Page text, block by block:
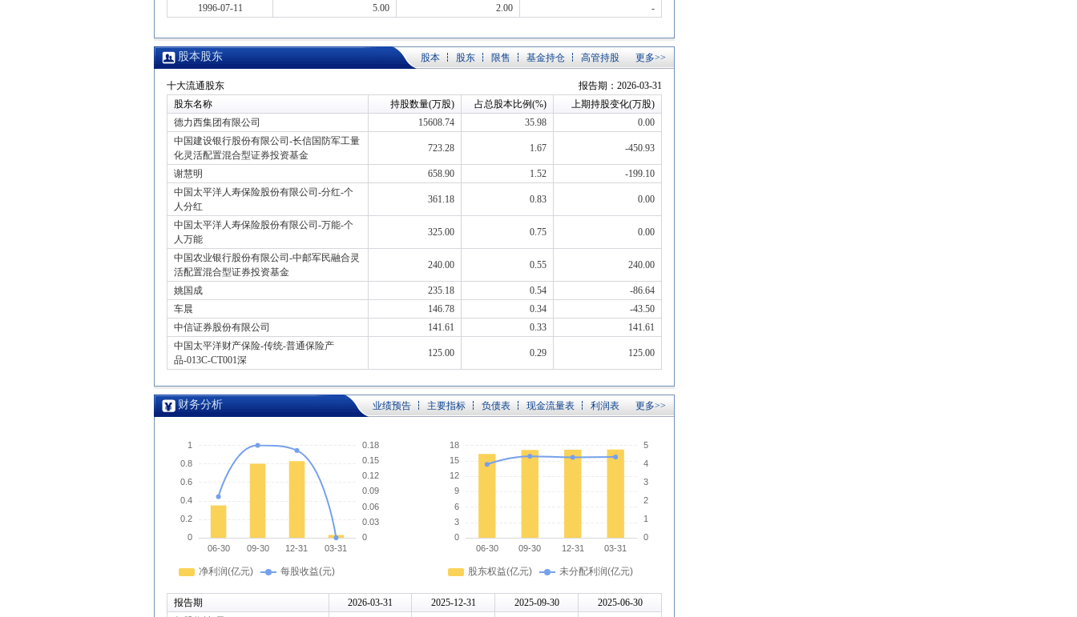
1996-07-11
5.00 2.00 -
股本股东 股本 股东 限售 基金持仓 高管持股 更多>>
十大流通股东
报告期：2026-03-31
股东名称
持股数量(万股) 占总股本比例(%)
上期持股变化(万股)
德力西集团有限公司
15608.74 35.98
0.00
中国建设银行股份有限公司-长信国防军工量
化灵活配置混合型证券投资基金
723.28 1.67 -450.93
谢慧明 658.90 1.52
-199.10
中国太平洋人寿保险股份有限公司-分红-个
人分红
361.18 0.83 0.00
中国太平洋人寿保险股份有限公司-万能-个
人万能
325.00 0.75 0.00
中国农业银行股份有限公司-中邮军民融合灵
活配置混合型证券投资基金
240.00 0.55 240.00
姚国成 235.18 0.54
-86.64
车晨
146.78 0.34
-43.50
中信证券股份有限公司
141.61 0.33
141.61
中国太平洋财产保险-传统-普通保险产
品-013C-CT001深
125.00 0.29 125.00
财务分析 业绩预告 主要指标 负债表 现金流量表 利润表 更多>>
报告期 2026-03-31 2025-12-31 2025-09-30
2025-06-30